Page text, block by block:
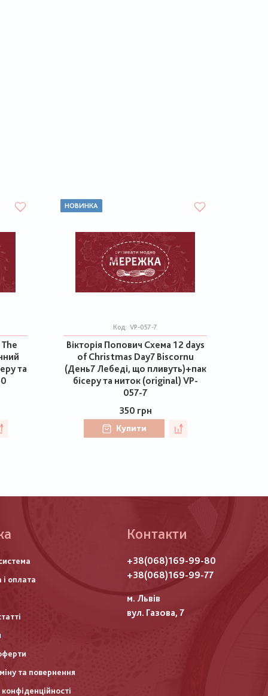
та
НОВИНКА
Код: VP-057-7
Вікторія Попович Схема 12 days
of Christmas Day7 Biscornu
(День7 Лебеді, що пливуть)+пак
бісеру та ниток (original) VP-
057-7
350 грн
Купити
і оплата
та повернення
Контакти
+38(068)169-99-80
+38(068)169-99-77
м. Львів
вул. Газова, 7